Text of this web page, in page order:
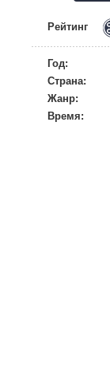
Рейтинг
Год:
Страна:
Жанр:
Время: